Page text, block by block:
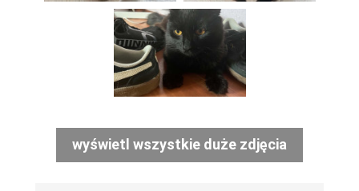
wyświetl wszystkie duże zdjęcia